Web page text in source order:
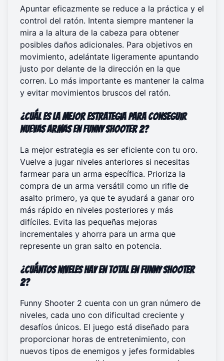
Apuntar eficazmente se reduce a la práctica y el
control del ratón. Intenta siempre mantener la
mira a la altura de la cabeza para obtener
posibles daños adicionales. Para objetivos en
movimiento, adelántate ligeramente apuntando
justo por delante de la dirección en la que
corren. Lo más importante es mantener la calma
y evitar movimientos bruscos del ratón.
¿Cuál es la mejor estrategia para conseguir
nuevas armas en Funny Shooter 2?
La mejor estrategia es ser eficiente con tu oro.
Vuelve a jugar niveles anteriores si necesitas
farmear para un arma específica. Prioriza la
compra de un arma versátil como un rifle de
asalto primero, ya que te ayudará a ganar oro
más rápido en niveles posteriores y más
difíciles. Evita las pequeñas mejoras
incrementales y ahorra para un arma que
represente un gran salto en potencia.
¿Cuántos niveles hay en total en Funny Shooter
2?
Funny Shooter 2 cuenta con un gran número de
niveles, cada uno con dificultad creciente y
desafíos únicos. El juego está diseñado para
proporcionar horas de entretenimiento, con
nuevos tipos de enemigos y jefes formidables